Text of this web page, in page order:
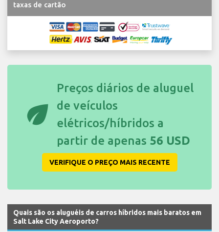
taxas de cartão
eco
Preços diários de aluguel
de veículos
elétricos/híbridos a
partir de apenas 56 USD
VERIFIQUE O PREÇO MAIS RECENTE
Quais são os aluguéis de carros híbridos mais baratos em
Salt Lake City Aeroporto?